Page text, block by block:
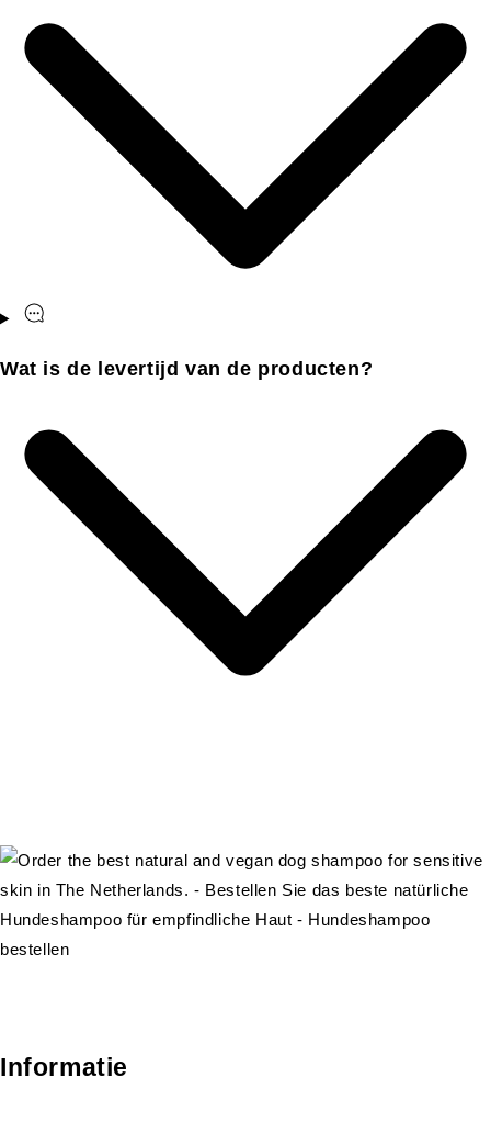
Wat is de levertijd van de producten?
Informatie